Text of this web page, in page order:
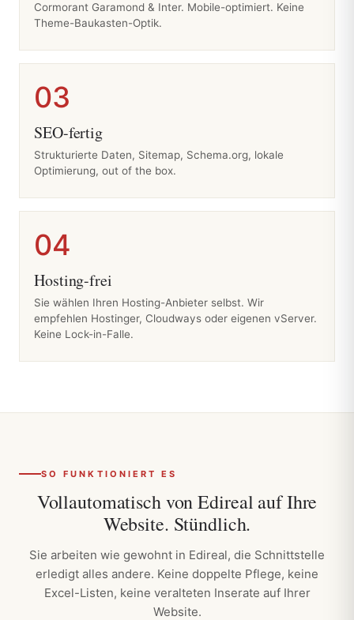
Cormorant Garamond & Inter. Mobile-optimiert. Keine
Theme-Baukasten-Optik.
03
SEO-fertig
Strukturierte Daten, Sitemap, Schema.org, lokale
Optimierung, out of the box.
04
Hosting-frei
Sie wählen Ihren Hosting-Anbieter selbst. Wir
empfehlen Hostinger, Cloudways oder eigenen vServer.
Keine Lock-in-Falle.
SO FUNKTIONIERT ES
Vollautomatisch von Edireal auf Ihre
Website. Stündlich.
Sie arbeiten wie gewohnt in Edireal, die Schnittstelle
erledigt alles andere. Keine doppelte Pflege, keine
Excel-Listen, keine veralteten Inserate auf Ihrer
Website.